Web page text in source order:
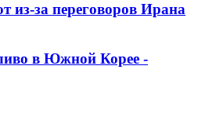
из-за переговоров Ирана
в Южной Корее -